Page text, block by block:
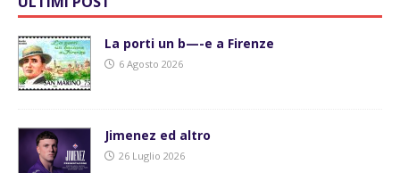
La porti un b—-e a Firenze
6 Agosto 2026
Jimenez ed altro
26 Luglio 2026